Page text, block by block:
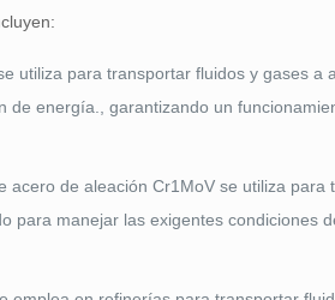
utiliza para transportar fluidos y gases a
de energía., garantizando un
de aleación Cr1MoV se utiliza para
para manejar las exigentes condiciones